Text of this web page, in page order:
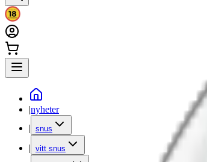
|nyheter
| snus
| vitt snus